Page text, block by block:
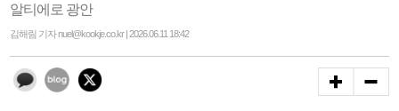
알티에로 광안
김해림 기자 nuel@kookje.co.kr | 2026.06.11 18:42